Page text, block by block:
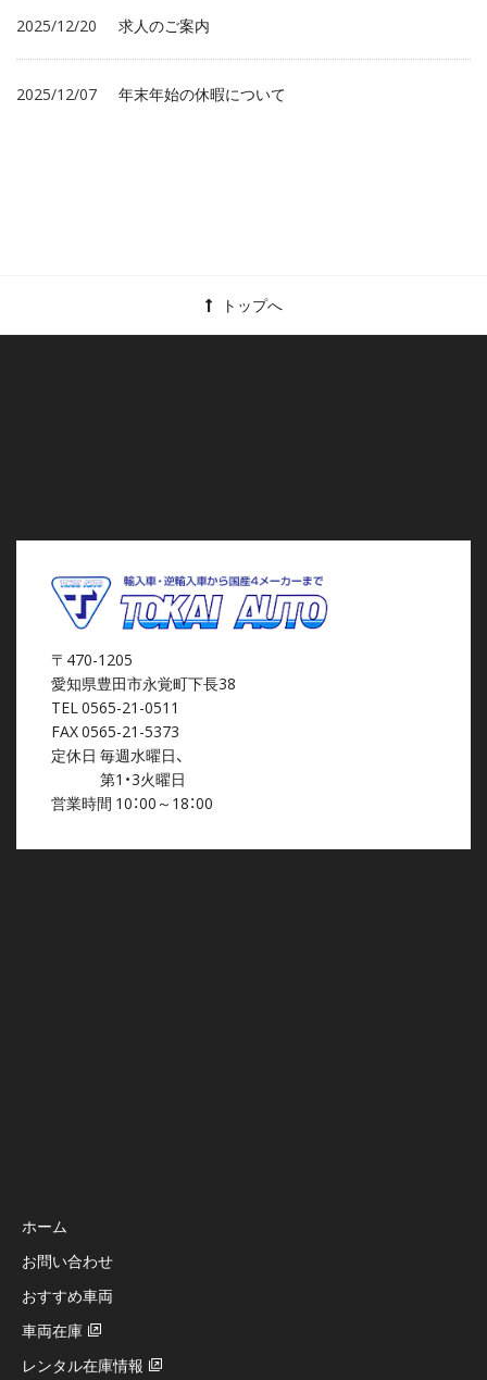
2025/12/20 求人のご案内
2025/12/07 年末年始の休暇について
トップへ
〒470-1205
愛知県豊田市永覚町下長38
TEL 0565-21-0511
FAX 0565-21-5373
定休日 毎週水曜日、
第1・3火曜日
営業時間 10：00～18：00
ホーム
お問い合わせ
おすすめ車両
車両在庫
レンタル在庫情報